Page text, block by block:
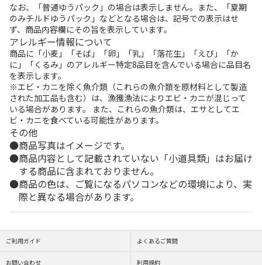
なお、「普通ゆうパック」の場合は表示しません。また、「夏期
のみチルドゆうパック」などとなる場合は、記号での表示はせ
ず、商品内容欄にその旨を表示しています。
アレルギー情報について
商品に「小麦」「そば」「卵」「乳」「落花生」「えび」「か
に」「くるみ」のアレルギー特定8品目を含んでいる場合に品目名
を表示します。
※エビ・カニを除く魚介類（これらの魚介類を原材料として製造
された加工品も含む）は、漁獲漁法によりエビ・カニが混じって
いる場合があります。 また、これらの魚介類は、エサとしてエ
ビ・カニを食べている可能性があります。
その他
商品写真はイメージです。
商品内容として記載されていない「小道具類」はお届け
する商品に含まれておりません。
商品の色は、ご覧になるパソコンなどの環境により、実
際と異なる場合があります。
ご利用ガイド よくあるご質問
お問い合わせ 利用規約